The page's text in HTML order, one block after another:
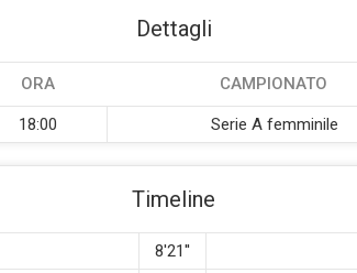
Dettagli
ORA CAMPIONATO
18:00 Serie A femminile
Timeline
8'21''